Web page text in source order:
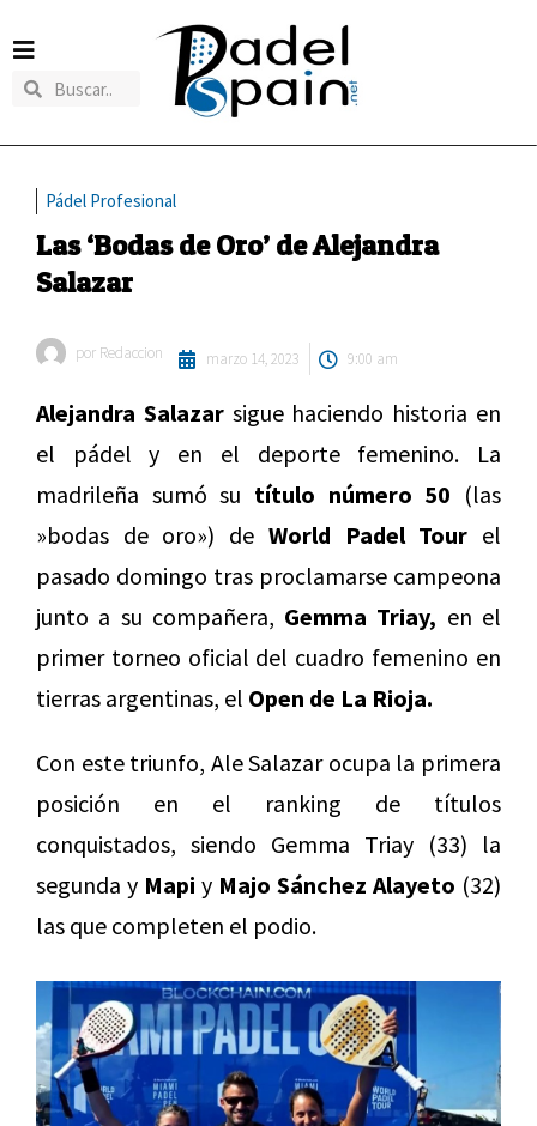
Pádel Profesional
Las ‘Bodas de Oro’ de Alejandra
Salazar
por Redaccion marzo 14, 2023 9:00 am
Alejandra Salazarsigue haciendo historia en
el pádel y en el deporte femenino. La
madrileña sumó su título número 50 (las
»bodas de oro») de World Padel Tour el
pasado domingo tras proclamarse campeona
junto a su compañera, Gemma Triay, en el
primer torneo oficial del cuadro femenino en
tierras argentinas, el Open de La Rioja.
Con este triunfo, Ale Salazar ocupa la primera
posición en el ranking de títulos
conquistados, siendo Gemma Triay (33) la
segunda y Mapi y Majo Sánchez Alayeto (32)
las que completen el podio.